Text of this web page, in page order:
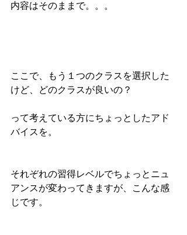
内容はそのままで。。。
ここで、もう１つのクラスを選択した
けど、どのクラスが良いの？
って考えている方にちょっとしたアド
バイスを。
それぞれの習得レベルでちょっとニュ
アンスが変わってきますが、こんな感
じです。